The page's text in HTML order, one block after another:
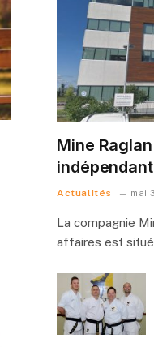
Mine
indépendant
Actualités mai
La compagnie
affaires est